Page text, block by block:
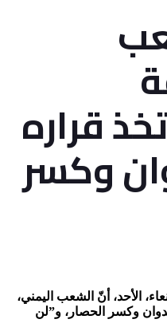
قراره
وكسر
الأحد، أنّ الشعب اليمني،
وكسر الحصار، و”لن